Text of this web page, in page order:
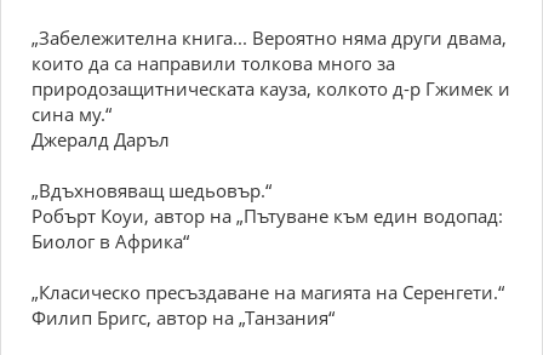
„Забележителна книга... Вероятно няма други двама,
които да са направили толкова много за
природозащитническата кауза, колкото д-р Гжимек и
сина му.“
Джералд Даръл
„Вдъхновяващ шедьовър.“
Робърт Коуи, автор на „Пътуване към един водопад:
Биолог в Африка“
„Класическо пресъздаване на магията на Серенгети.“
Филип Бригс, автор на „Танзания“